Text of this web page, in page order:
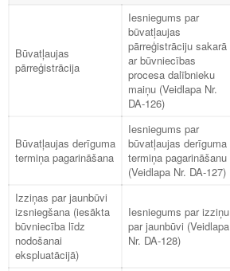
Būvatļaujas
pārreģistrācija
Iesniegums par
būvatļaujas
pārreģistrāciju sakarā
ar būvniecības
procesa dalībnieku
maiņu (Veidlapa Nr.
DA-126)
Būvatļaujas derīguma
termiņa pagarināšana
Iesniegums par
būvatļaujas derīguma
termiņa pagarināšanu
(Veidlapa Nr. DA-127)
Izziņas par jaunbūvi
izsniegšana (iesākta
būvniecība līdz
nodošanai
ekspluatācijā)
Iesniegums par izziņu
par jaunbūvi (Veidlapa
Nr. DA-128)